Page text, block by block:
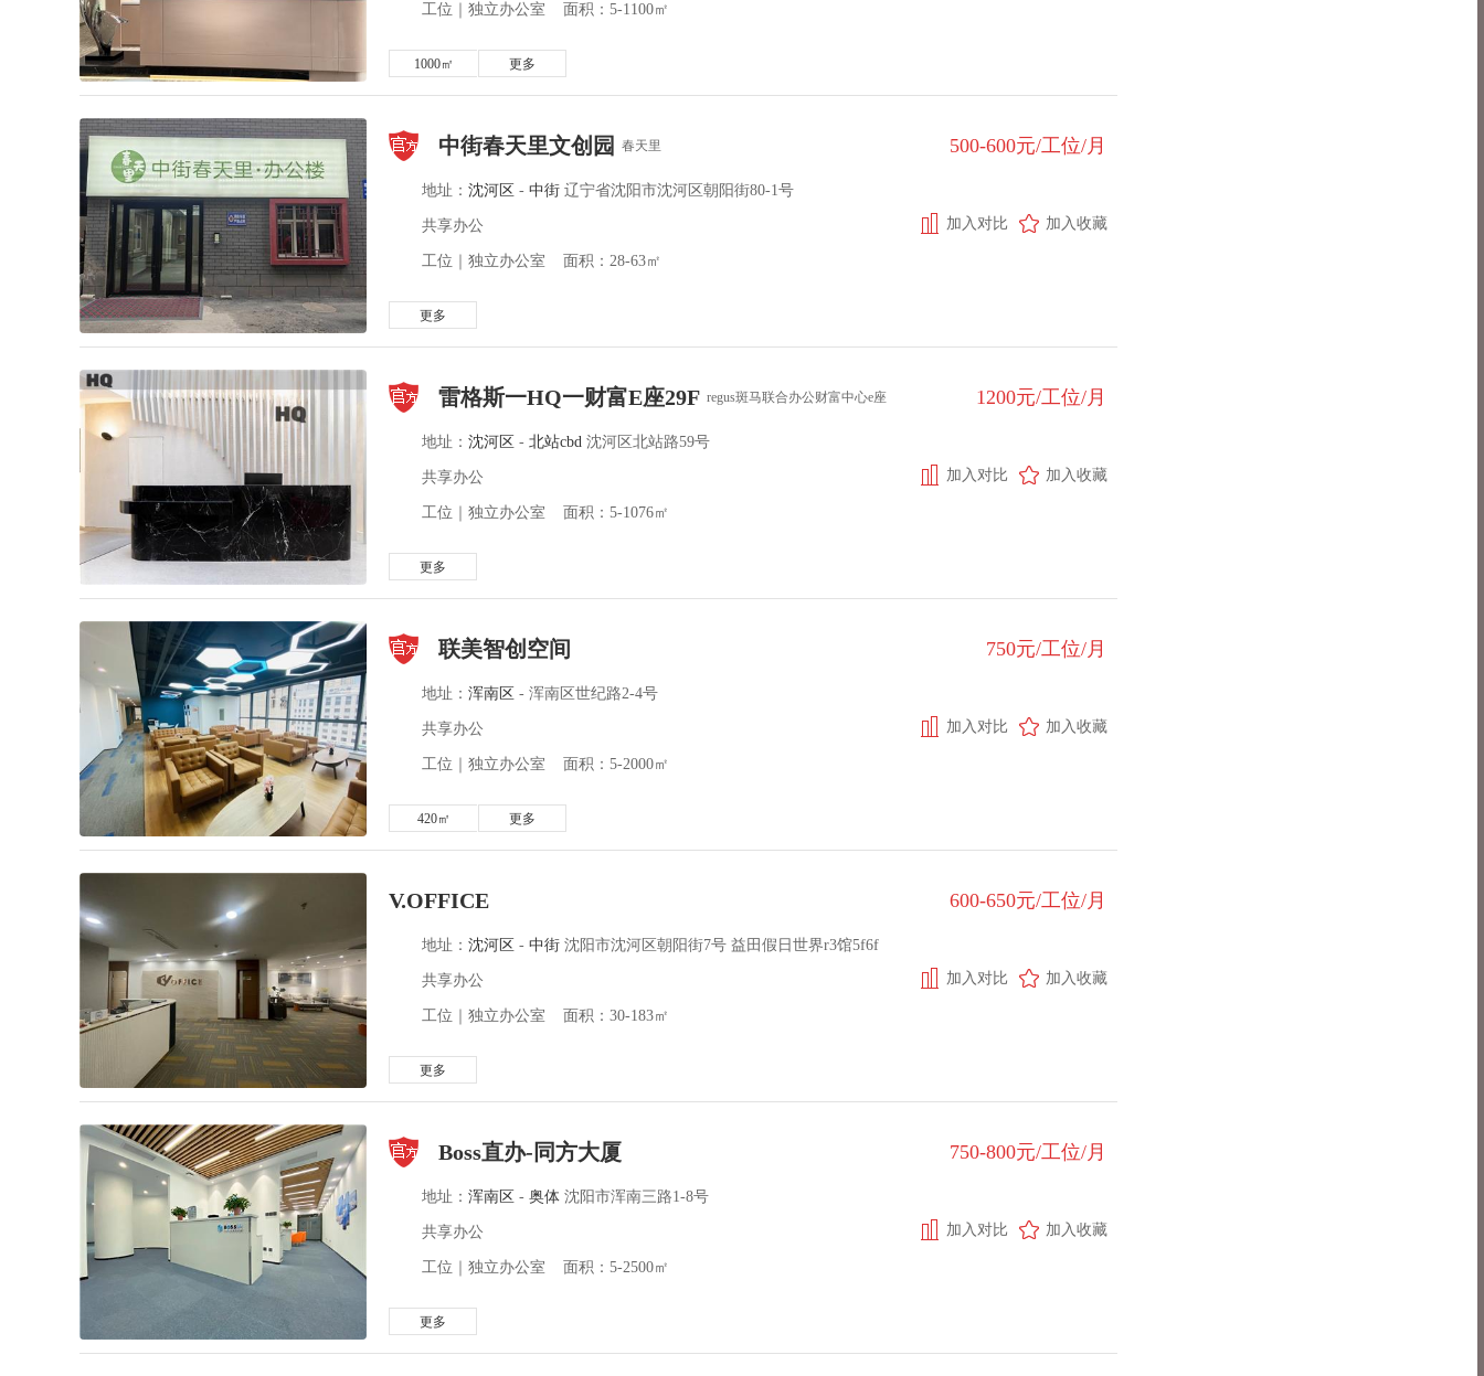
工位｜独立办公室 面积：5-1100㎡
1000㎡ 更多
中街春天里文创园 春天里 500-600元/工位/月
地址： 沈河区 - 中街 辽宁省沈阳市沈河区朝阳街80-1号
加入收藏
加入对比
共享办公
工位｜独立办公室 面积：28-63㎡
更多
雷格斯一HQ一财富E座29F regus斑马联合办公财富中心e座 1200元/工位/月
地址： 沈河区 - 北站cbd 沈河区北站路59号
加入收藏
加入对比
共享办公
工位｜独立办公室 面积：5-1076㎡
更多
联美智创空间 750元/工位/月
地址： 浑南区 - 浑南区世纪路2-4号
加入收藏
加入对比
共享办公
工位｜独立办公室 面积：5-2000㎡
420㎡ 更多
V.OFFICE 600-650元/工位/月
地址： 沈河区 - 中街 沈阳市沈河区朝阳街7号 益田假日世界r3馆5f6f
加入收藏
加入对比
共享办公
工位｜独立办公室 面积：30-183㎡
更多
Boss直办-同方大厦 750-800元/工位/月
地址： 浑南区 - 奥体 沈阳市浑南三路1-8号
加入收藏
加入对比
共享办公
工位｜独立办公室 面积：5-2500㎡
更多